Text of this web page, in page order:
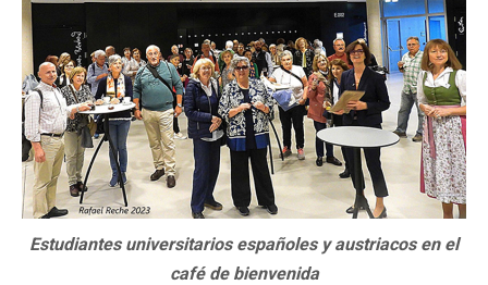
Estudiantes universitarios españoles y austriacos en el
café de bienvenida